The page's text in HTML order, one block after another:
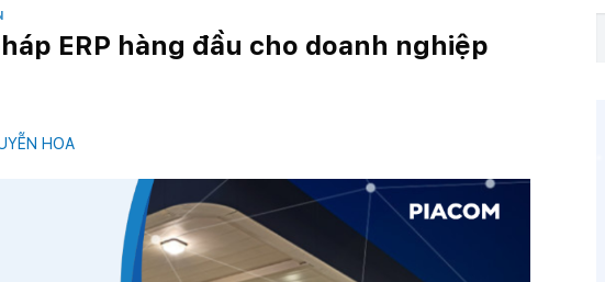
ERP hàng đầu cho doanh nghiệp
HOA